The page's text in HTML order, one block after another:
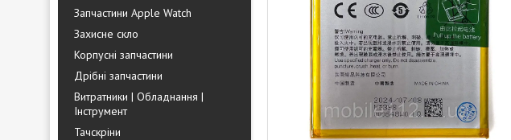
Запчастини Apple Watch
Захисне скло
Корпусні запчастини
Дрібні запчастини
Витратники | Обладнання |
Інструмент
Тачскріни